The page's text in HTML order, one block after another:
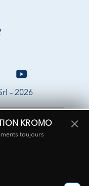
– 2026
KROMO
toujours
×